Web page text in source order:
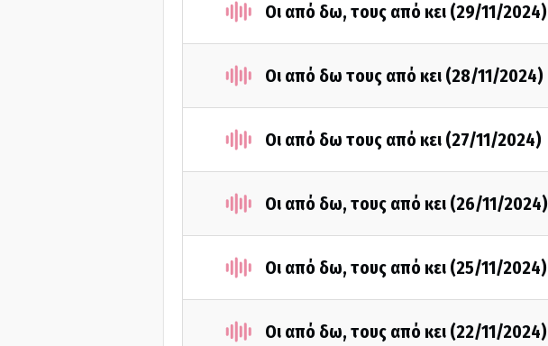
Οι από δω, τους από κει (29/11/2024)
Οι από δω τους από κει (28/11/2024)
Οι από δω τους από κει (27/11/2024)
Οι από δω, τους από κει (26/11/2024)
Οι από δω, τους από κει (25/11/2024)
Οι από δω, τους από κει (22/11/2024)